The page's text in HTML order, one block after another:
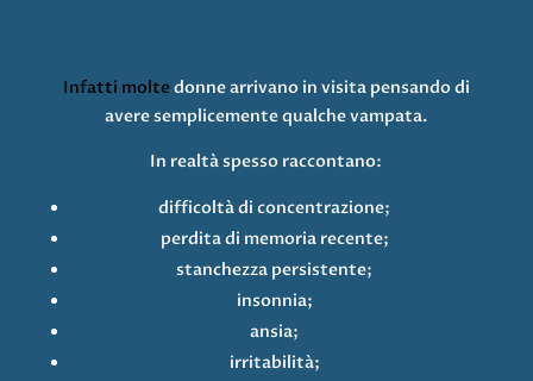
Infatti moltedonne arrivano in visita pensando di
avere semplicemente qualche vampata.
In realtà spesso raccontano:
difficoltà di concentrazione;
perdita di memoria recente;
stanchezza persistente;
insonnia;
ansia;
irritabilità;